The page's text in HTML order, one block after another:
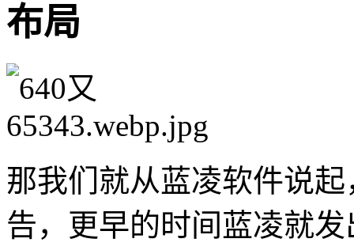
布局
那我们就从蓝凌软件说
告，更早的时间蓝凌就